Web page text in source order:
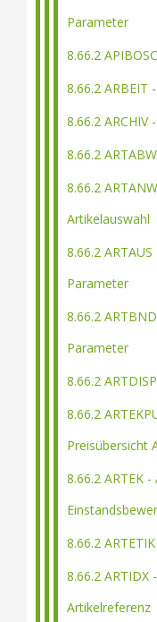
Parameter
8.66.2
8.66.2 ARBEIT
8.66.2 ARCHIV
8.66.2
8.66.2
Artikelauswahl
8.66.2
Parameter
8.66.2
Parameter
8.66.2
8.66.2
Preisübersicht
8.66.2 ARTEK -
8.66.2
8.66.2 ARTIDX
Artikelreferenz